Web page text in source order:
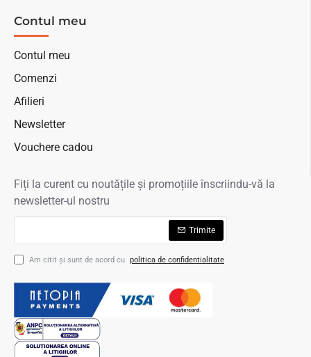
Contul meu
Contul meu
Comenzi
Afilieri
Newsletter
Vouchere cadou
Fiți la curent cu noutățile și promoțiile înscriindu-vă la
newsletter-ul nostru
Trimite
Am citit şi sunt de acord cu politica de confidentialitate